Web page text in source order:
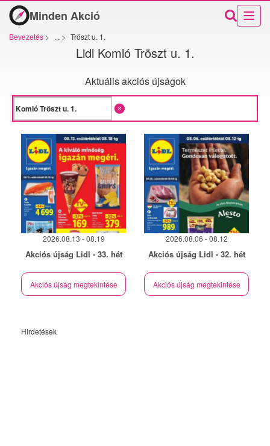
Minden Akció
Bevezetés > ... > Tröszt u. 1.
Lidl Komló Tröszt u. 1.
Aktuális akciós újságok
2026.08.13 - 08.19
Akciós újság Lidl - 33. hét
Akciós újság megtekintése
2026.08.06 - 08.12
Akciós újság Lidl - 32. hét
Akciós újság megtekintése
Hirdetések